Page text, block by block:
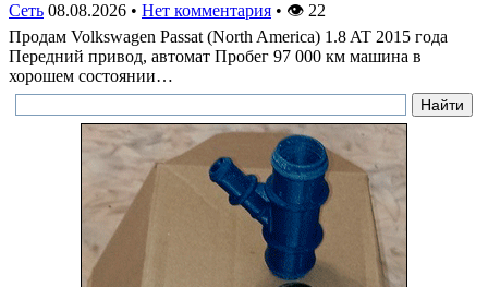
Сеть 08.08.2026 • Нет комментария • 👁 22
Продам Volkswagen Passat (North America) 1.8 AT 2015 года
Передний привод, автомат Пробег 97 000 км машина в
хорошем состоянии…